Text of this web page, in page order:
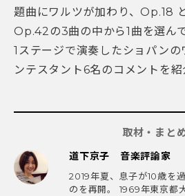
題曲にワルツが加わり、Op.18
Op.42の3曲の中から1曲を選ん
1ステージで演奏したショパンの
ンテスタント6名のコメントを紹
取材・まと
道下京子 音楽評論家
2019年夏、息子が10歳を
のを再開。 1969年東京都